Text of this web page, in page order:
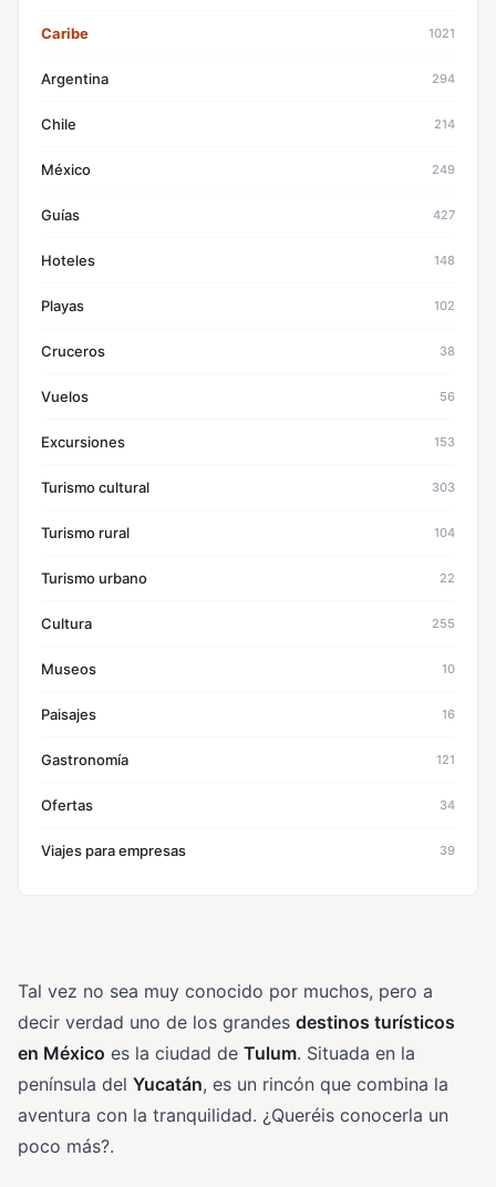
Caribe 1021
Argentina 294
Chile 214
México 249
Guías 427
Hoteles 148
Playas 102
Cruceros 38
Vuelos 56
Excursiones 153
Turismo cultural 303
Turismo rural 104
Turismo urbano 22
Cultura 255
Museos 10
Paisajes 16
Gastronomía 121
Ofertas 34
Viajes para empresas 39
Tal vez no sea muy conocido por muchos, pero a
decir verdad uno de los grandes destinos turísticos
en México es la ciudad de Tulum. Situada en la
península del Yucatán, es un rincón que combina la
aventura con la tranquilidad. ¿Queréis conocerla un
poco más?.